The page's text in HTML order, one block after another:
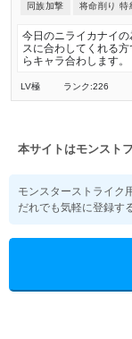
同族加撃 将命削り 特
今日のニライカナイ
スに合わしてくれる
らキャラ合わします。
LV極 ランク:226
本サイトはモンスト
モンスターストライク
だれでも気軽に登録す